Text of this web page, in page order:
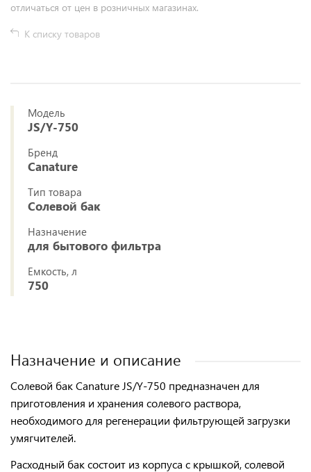
отличаться от цен в розничных магазинах.
К списку товаров
Модель
JS/Y-750
Бренд
Canature
Тип товара
Солевой бак
Назначение
для бытового фильтра
Емкость, л
750
Назначение и описание
Солевой бак Canature JS/Y-750 предназначен для
приготовления и хранения солевого раствора,
необходимого для регенерации фильтрующей загрузки
умягчителей.
Расходный бак состоит из корпуса с крышкой, солевой